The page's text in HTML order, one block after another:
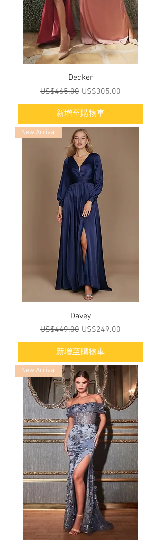
Decker
一般價格
US$465.00 促銷價格
US$305.00
新增至購物車
New Arrival
Davey
一般價格
US$449.00 促銷價格
US$249.00
新增至購物車
New Arrival